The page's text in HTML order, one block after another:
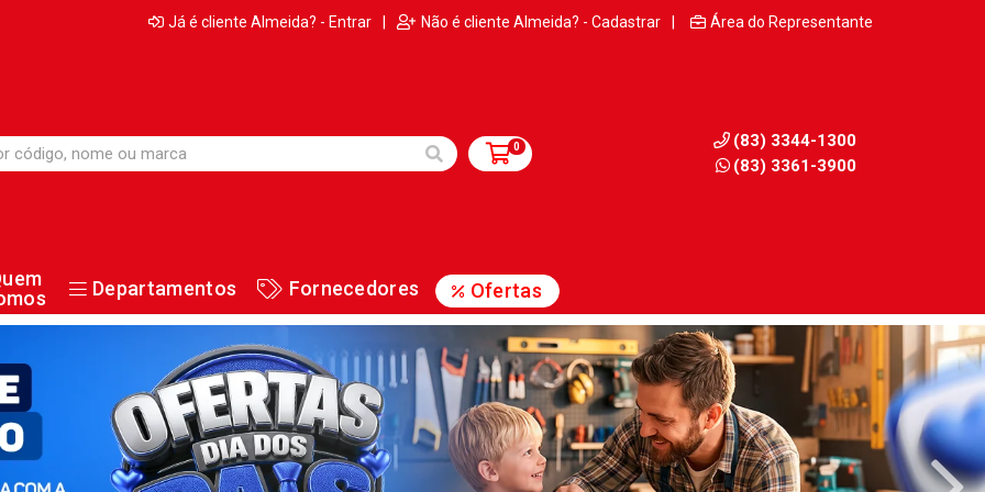
Já é cliente Almeida? - Entrar | Não é cliente Almeida? - Cadastrar | Área do Representante
0
(83) 3344-1300
(83) 3361-3900
Departamentos Fornecedores Ofertas